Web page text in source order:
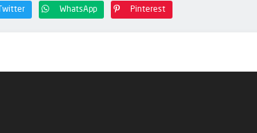
Twitter WhatsApp Pinterest